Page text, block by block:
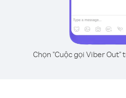
Chọn "Cuộc gọi Viber Out"